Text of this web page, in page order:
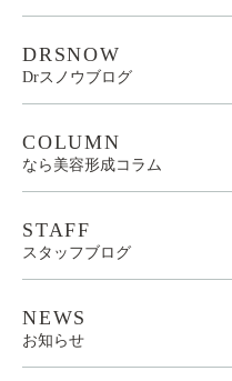
DRSNOW
Drスノウブログ
COLUMN
なら美容形成コラム
STAFF
スタッフブログ
NEWS
お知らせ